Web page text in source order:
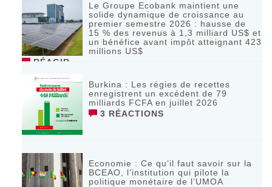
Le Groupe Ecobank maintient une
solide dynamique de croissance au
premier semestre 2026 : hausse de
15 % des revenus à 1,3 milliard US$ et
un bénéfice avant impôt atteignant 423
millions US$
RÉAGIR
Burkina : Les régies de recettes
enregistrent un excédent de 79
milliards FCFA en juillet 2026
3 RÉACTIONS
Economie : Ce qu’il faut savoir sur la
BCEAO, l’institution qui pilote la
politique monétaire de l’UMOA